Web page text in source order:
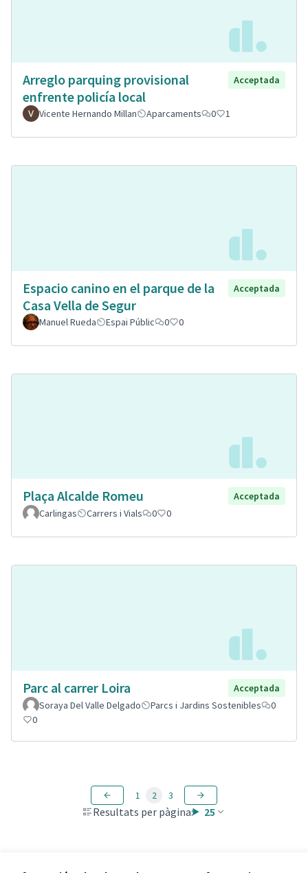
Arreglo parquing provisional
enfrente policía local
Acceptada
Vicente Hernando Millan Aparcaments 0 1
Espacio canino en el parque de la
Casa Vella de Segur
Acceptada
Manuel Rueda Espai Públic 0 0
Plaça Alcalde Romeu
Acceptada
Carlingas
Carrers i Vials 0 0
Parc al carrer Loira
Acceptada
Soraya Del Valle Delgado
Parcs i Jardins Sostenibles
0
0
Resultats per pàgina: 25
1 2 3
Veure totes les propostes retirades